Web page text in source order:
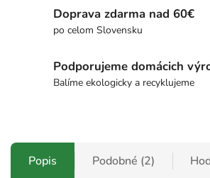
Doprava zdarma nad 60€
po celom Slovensku
Podporujeme domácich
Balíme ekologicky a recyklujeme
Popis Podobné (2)